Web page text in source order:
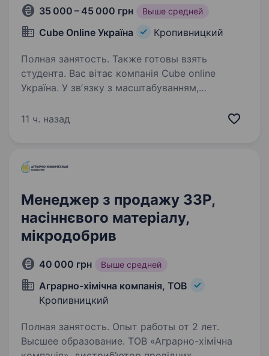
35 000 – 45 000 грн Выше средней
Cube Online Україна Кропивницкий
Полная занятость. Также готовы взять
студента. Вас вітає компанія Cube online
Україна. У звʼязку з масштабуванням,
РОЗГЛЯДАЄМО СТУДЕНТІВ ! Про нас:
11 ч. назад
Менеджер з продажу ЗЗР,
насіннєвого матеріалу,
мікродобрив
40 000 грн Выше средней
Аграрно-хімічна компанія, ТОВ
Кропивницкий
Полная занятость. Опыт работы от 2 лет.
Высшее образование. ТОВ «Аграрно-хімічна